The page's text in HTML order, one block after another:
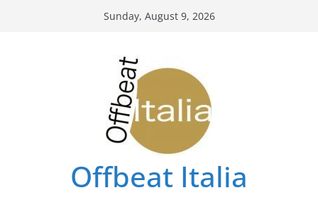
Sunday, August 9, 2026
Offbeat Italia